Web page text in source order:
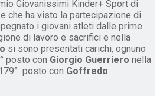
Giovanissimi Kinder+ Sport di
che ha visto la partecipazione di
i giovani atleti dalle prime
di lavoro e sacrifici e nella
si sono presentati carichi, ognuno
posto con Giorgio Guerriero nella
posto con Goffredo